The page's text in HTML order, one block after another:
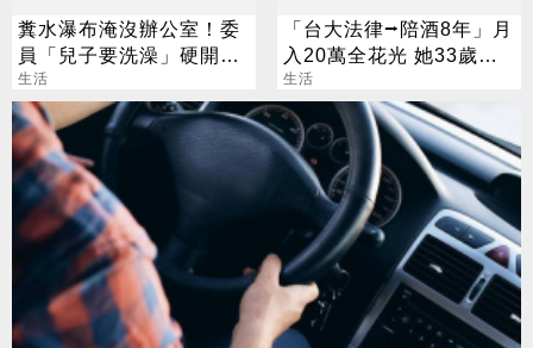
糞水瀑布淹沒辦公室！委
員「兒子要洗澡」硬開水
塔 鄰居大崩潰
生活
「台大法律⭢陪酒8年」月
入20萬全花光 她33歲重
考醫牙：我只想賺錢
生活